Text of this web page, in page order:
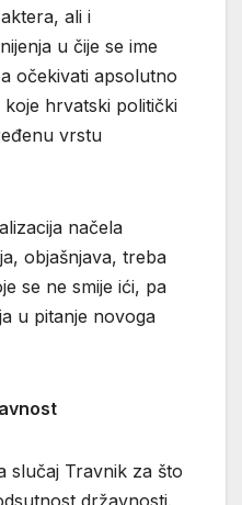
ali i
u čije se ime
očekivati apsolutno
hrvatski politički
vrstu
načela
objašnjava, treba
se ne smije ići, pa
u pitanje novoga
slučaj Travnik za što